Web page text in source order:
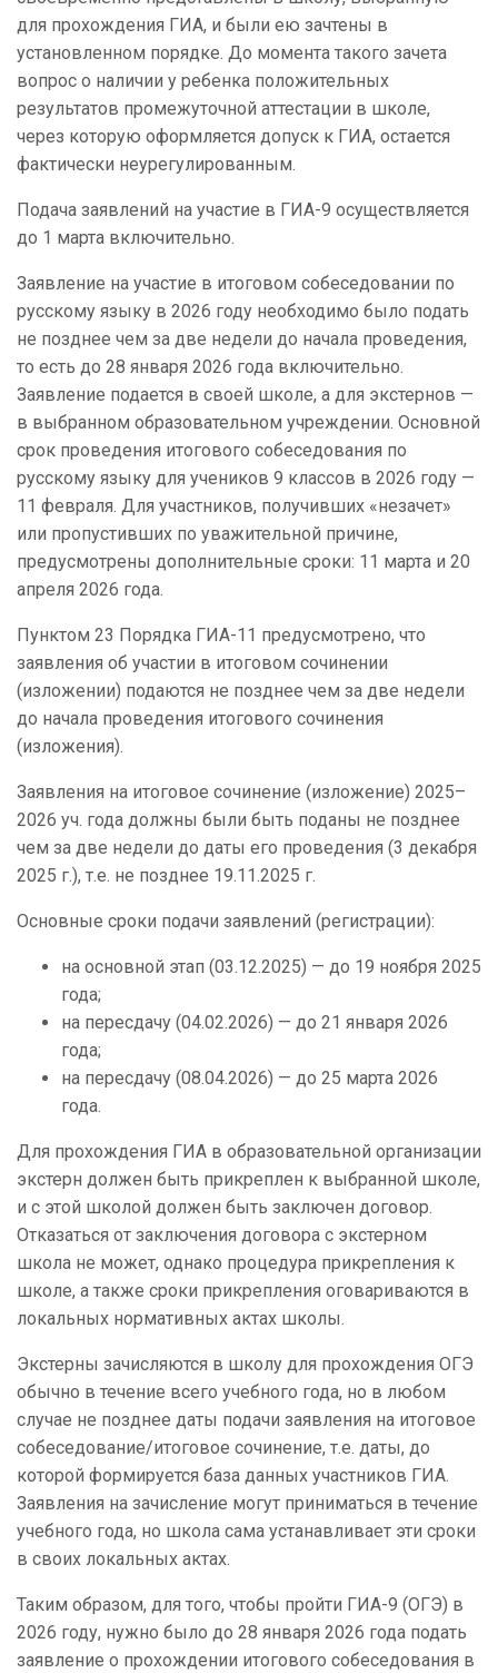
для прохождения ГИА, и были ею зачтены в
установленном порядке. До момента такого зачета
вопрос о наличии у ребенка положительных
результатов промежуточной аттестации в школе,
через которую оформляется допуск к ГИА, остается
фактически неурегулированным.
Подача заявлений на участие в ГИА-9 осуществляется
до 1 марта включительно.
Заявление на участие в итоговом собеседовании по
русскому языку в 2026 году необходимо было подать
не позднее чем за две недели до начала проведения,
то есть до 28 января 2026 года включительно.
Заявление подается в своей школе, а для экстернов —
в выбранном образовательном учреждении. Основной
срок проведения итогового собеседования по
русскому языку для учеников 9 классов в 2026 году —
11 февраля. Для участников, получивших «незачет»
или пропустивших по уважительной причине,
предусмотрены дополнительные сроки: 11 марта и 20
апреля 2026 года.
Пунктом 23 Порядка ГИА-11 предусмотрено, что
заявления об участии в итоговом сочинении
(изложении) подаются не позднее чем за две недели
до начала проведения итогового сочинения
(изложения).
Заявления на итоговое сочинение (изложение) 2025–
2026 уч. года должны были быть поданы не позднее
чем за две недели до даты его проведения (3 декабря
2025 г.), т.е. не позднее 19.11.2025 г.
Основные сроки подачи заявлений (регистрации):
на основной этап (03.12.2025) — до 19 ноября 2025
года;
на пересдачу (04.02.2026) — до 21 января 2026
года;
на пересдачу (08.04.2026) — до 25 марта 2026
года.
Для прохождения ГИА в образовательной организации
экстерн должен быть прикреплен к выбранной школе,
и с этой школой должен быть заключен договор.
Отказаться от заключения договора с экстерном
школа не может, однако процедура прикрепления к
школе, а также сроки прикрепления оговариваются в
локальных нормативных актах школы.
Экстерны зачисляются в школу для прохождения ОГЭ
обычно в течение всего учебного года, но в любом
случае не позднее даты подачи заявления на итоговое
собеседование/итоговое сочинение, т.е. даты, до
которой формируется база данных участников ГИА.
Заявления на зачисление могут приниматься в течение
учебного года, но школа сама устанавливает эти сроки
в своих локальных актах.
Таким образом, для того, чтобы пройти ГИА-9 (ОГЭ) в
2026 году, нужно было до 28 января 2026 года подать
заявление о прохождении итогового собеседования в